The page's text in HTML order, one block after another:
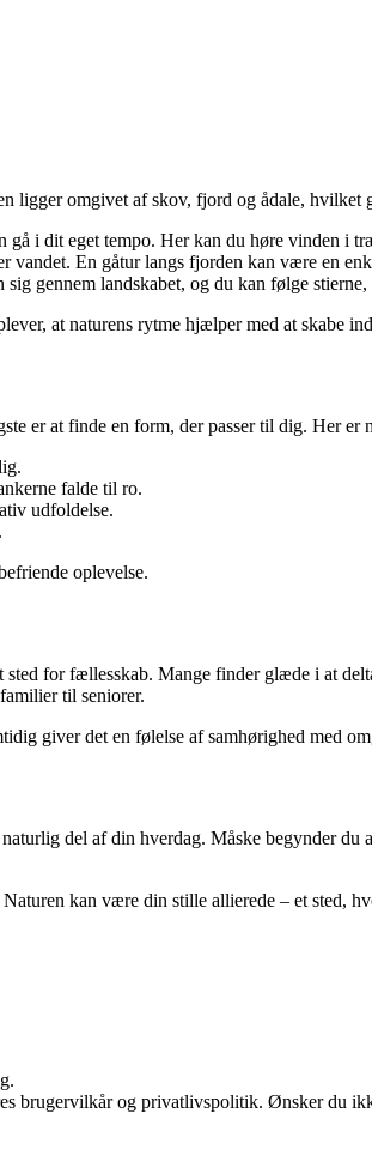
ligger omgivet af skov, fjord og ådale, hvilket
gå i dit eget tempo. Her kan du høre vinden i
En gåtur langs fjorden kan være en
gennem landskabet, og du kan følge
at naturens rytme hjælper med at skabe
er at finde en form, der passer til dig. Her er
falde til ro.
udfoldelse.
oplevelse.
for fællesskab. Mange finder glæde i at
til seniorer.
giver det en følelse af samhørighed med
del af din hverdag. Måske begynder du
kan være din stille allierede – et sted,
brugervilkår og privatlivspolitik. Ønsker du